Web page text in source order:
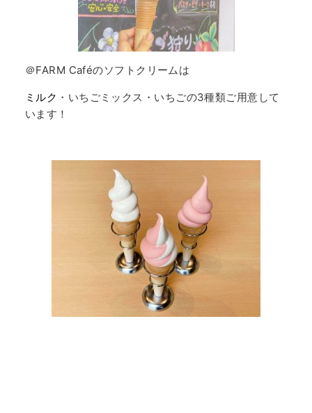
＠FARM Caféのソフトクリームは
ミルク ・いちごミックス・いちごの3種類ご用意して
います！